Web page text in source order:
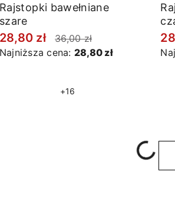
Rajstopki bawełniane
szare
28,80 zł
36,00 zł
Najniższa cena: 28,80 zł
+16